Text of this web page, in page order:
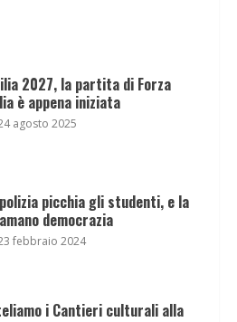
2027, la partita di Forza
è appena iniziata
agosto 2025
picchia gli studenti, e la
democrazia
febbraio 2024
i Cantieri culturali alla